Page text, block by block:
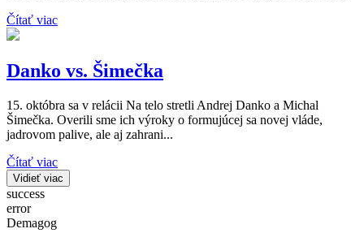
Čítať viac
Danko vs. Šimečka
15. októbra sa v relácii Na telo stretli Andrej Danko a Michal
Šimečka. Overili sme ich výroky o formujúcej sa novej vláde,
jadrovom palive, ale aj zahrani...
Čítať viac
Vidieť viac
success
error
Demagog